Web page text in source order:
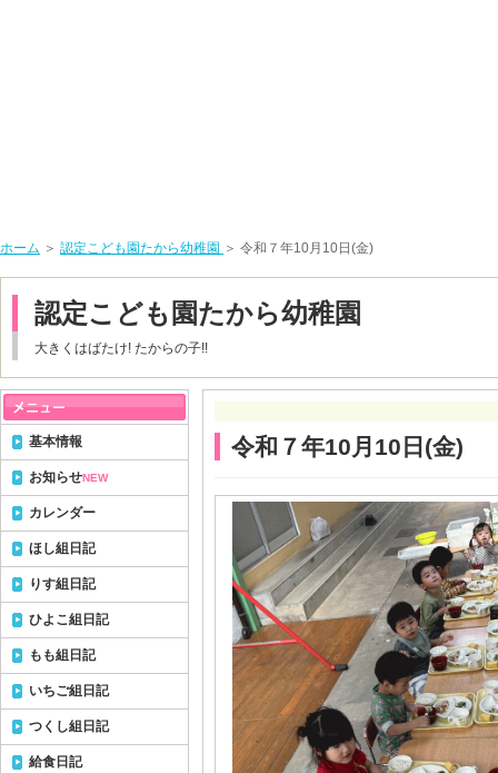
ホーム ＞ 認定こども園たから幼稚園 ＞ 令和７年10月10日(金)
認定こども園たから幼稚園
大きくはばたけ! たからの子!!
令和７年10月10日(金)
基本情報
お知らせNEW
カレンダー
ほし組日記
りす組日記
ひよこ組日記
もも組日記
いちご組日記
つくし組日記
給食日記